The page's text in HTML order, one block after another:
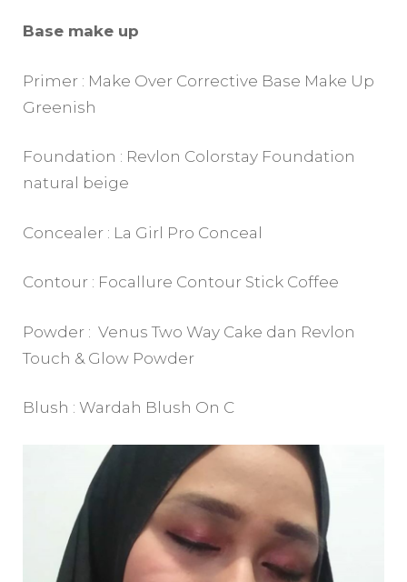
Base make up
Primer : Make Over Corrective Base Make Up
Greenish
Foundation : Revlon Colorstay Foundation
natural beige
Concealer : La Girl Pro Conceal
Contour : Focallure Contour Stick Coffee
Powder : Venus Two Way Cake dan Revlon
Touch & Glow Powder
Blush : Wardah Blush On C